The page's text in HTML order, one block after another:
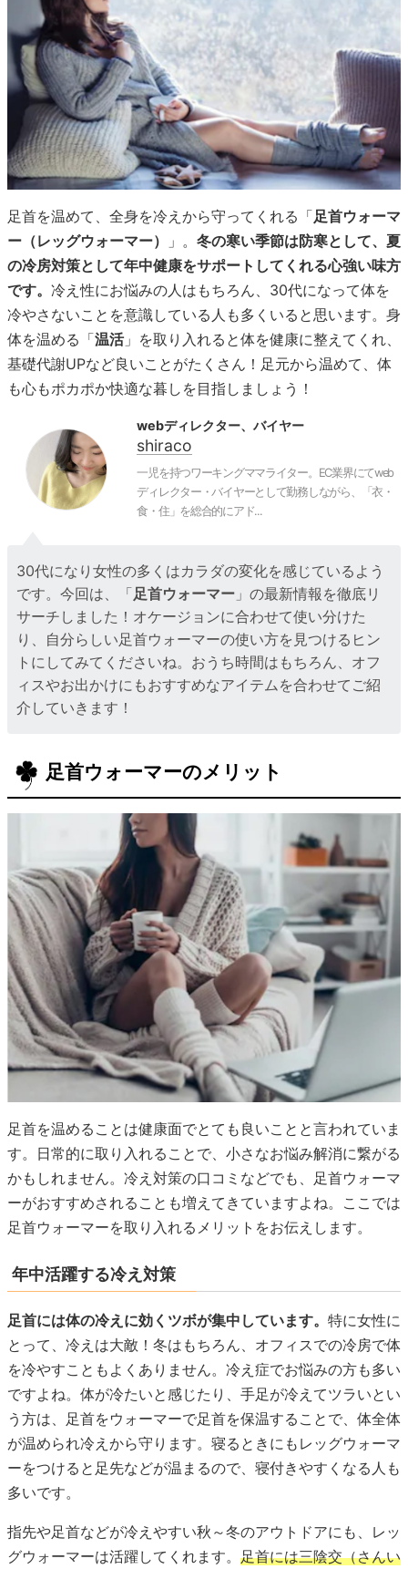
足首を温めて、全身を冷えから守ってくれる「足首ウォーマ
ー（レッグウォーマー）
」。 冬の寒い季節は防寒として、夏
の冷房対策として年中健康をサポートしてくれる心強い味方
です。 冷え性にお悩みの人はもちろん、30代になって体を
冷やさないことを意識している人も多くいると思います。身
体を温める「温活」を取り入れると体を健康に整えてくれ、
基礎代謝UPなど良いことがたくさん！足元から温めて、体
も心もポカポか快適な暮しを目指しましょう！
webディレクター、バイヤー
shiraco
一児を持つワーキングママライター。EC業界にてweb
ディレクター・バイヤーとして勤務しながら、「衣・
食・住」を総合的にアド...
30代になり女性の多くはカラダの変化を感じているよう
です。今回は、「足首ウォーマー 」の最新情報を徹底リ
サーチしました！オケージョンに合わせて使い分けた
り、自分らしい足首ウォーマーの使い方を見つけるヒン
トにしてみてくださいね。おうち時間はもちろん、オフ
ィスやお出かけにもおすすめなアイテムを合わせてご紹
介していきます！
足首ウォーマーのメリット
足首を温めることは健康面でとても良いことと言われていま
す。日常的に取り入れることで、小さなお悩み解消に繋がる
かもしれません。冷え対策の口コミなどでも、足首ウォーマ
ーがおすすめされることも増えてきていますよね。ここでは
足首ウォーマーを取り入れるメリットをお伝えします。
年中活躍する冷え対策
足首には体の冷えに効くツボが集中しています。 特に女性に
とって、冷えは大敵！冬はもちろん、オフィスでの冷房で体
を冷やすこともよくありません。冷え症でお悩みの方も多い
ですよね。体が冷たいと感じたり、手足が冷えてツラいとい
う方は、足首をウォーマーで足首を保温することで、体全体
が温められ冷えから守ります。寝るときにもレッグウォーマ
ーをつけると足先などが温まるので、寝付きやすくなる人も
多いです。
指先や足首などが冷えやすい秋～冬のアウトドアにも、レッ
グウォーマーは活躍してくれます。 足首には三陰交（さんい